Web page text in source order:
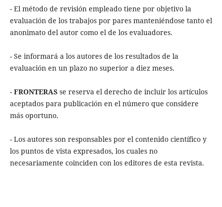
- El método de revisión empleado tiene por objetivo la
evaluación de los trabajos por pares manteniéndose tanto el
anonimato del autor como el de los evaluadores.
- Se informará a los autores de los resultados de la
evaluación en un plazo no superior a diez meses.
- FRONTERASse reserva el derecho de incluir los artículos
aceptados para publicación en el número que considere
más oportuno.
- Los autores son responsables por el contenido científico y
los puntos de vista expresados, los cuales no
necesariamente coinciden con los editores de esta revista.